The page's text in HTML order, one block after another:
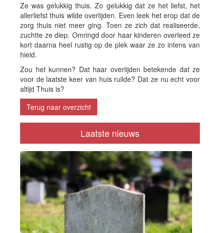
Ze was gelukkig thuis. Zo gelukkig dat ze het liefst, het
allerliefst thuis wilde overlijden. Even leek het erop dat de
zorg thuis niet meer ging. Toen ze zich dat realiseerde,
zuchtte ze diep. Omringd door haar kinderen overleed ze
kort daarna heel rustig op de plek waar ze zo intens van
hield.
Zou het kunnen? Dat haar overlijden betekende dat ze
voor de laatste keer van huis ruilde? Dat ze nu echt voor
altijd Thuis is?
Terug naar overzicht
Laatste nieuws